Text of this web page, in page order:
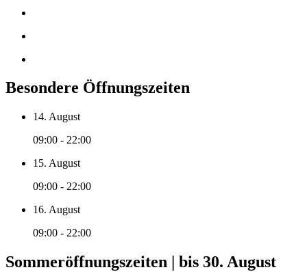
Besondere Öffnungszeiten
14. August
09:00 - 22:00
15. August
09:00 - 22:00
16. August
09:00 - 22:00
Sommeröffnungszeiten | bis 30. August